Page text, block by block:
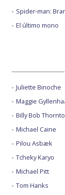
Spider-man:
El último mono
Juliette Binoche
Maggie
Billy Bob
Michael Caine
Pilou Asbæk
Tcheky Karyo
Michael Pitt
Tom Hanks